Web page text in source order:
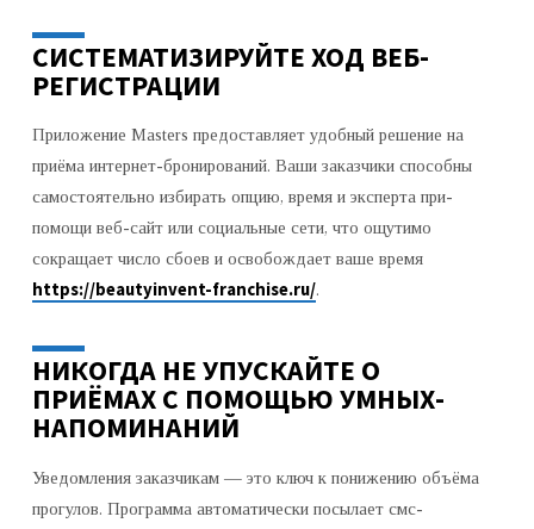
РЕПОЗИТОРИЯ
ПОД
ЭКСПЕРТОВ
ОБЛАСТИ
ЭСТЕТИКИ
СИСТЕМАТИЗИРУЙТЕ ХОД ВЕБ-
РЕГИСТРАЦИИ
Приложение Masters предоставляет удобный решение на
приёма интернет-бронирований. Ваши заказчики способны
самостоятельно избирать опцию, время и эксперта при-
помощи веб-сайт или социальные сети, что ощутимо
сокращает число сбоев и освобождает ваше время
https://beautyinvent-franchise.ru/.
НИКОГДА НЕ УПУСКАЙТЕ О
ПРИЁМАХ С ПОМОЩЬЮ УМНЫХ-
НАПОМИНАНИЙ
Уведомления заказчикам — это ключ к понижению объёма
прогулов. Программа автоматически посылает смс-